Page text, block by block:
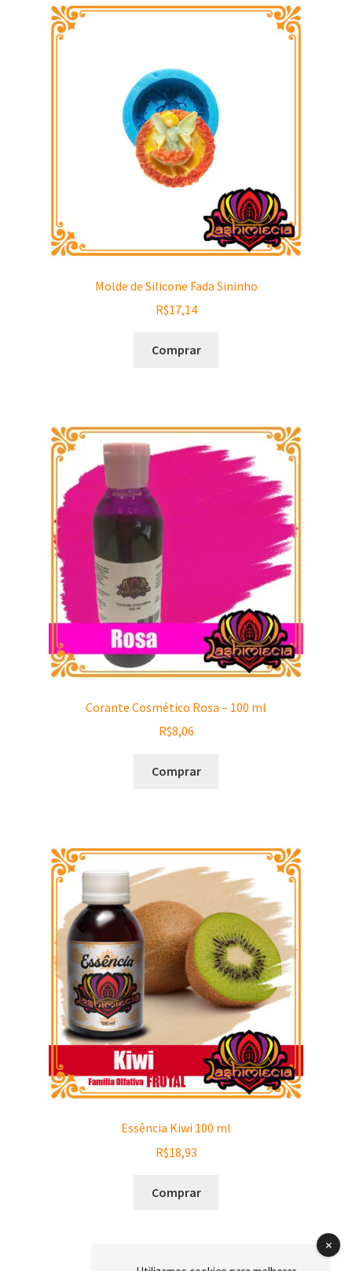
Molde de Silicone Fada Sininho
R$17,14
Comprar
Corante Cosmético Rosa – 100 ml
R$8,06
Comprar
Essência Kiwi 100 ml
R$18,93
Comprar